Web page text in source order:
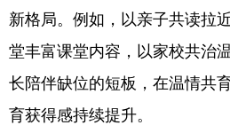
新格局。例如，以亲子共读拉
堂丰富课堂内容，以家校共治
长陪伴缺位的短板，在温情共
育获得感持续提升。